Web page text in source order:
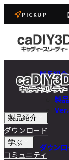
PICKUP
製品紹介
製
ダウンロ
製品紹介
ダウンロード
学ぶ
コミュニティ